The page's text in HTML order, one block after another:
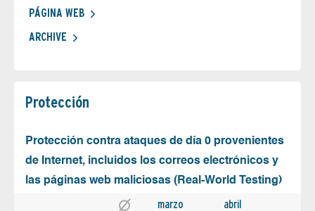
PÁGINA WEB
ARCHIVE
Protección
Protección contra ataques de día 0 provenientes
de Internet, incluidos los correos electrónicos y
las páginas web maliciosas (Real-World Testing)
marzo abril